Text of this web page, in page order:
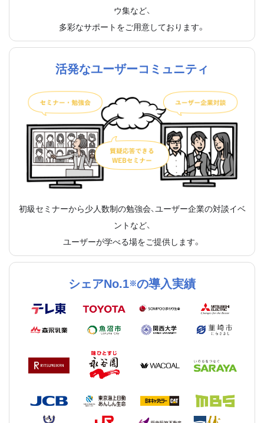
ウ集など、
多彩なサポートをご用意しております。
活発なユーザーコミュニティ
初級セミナーから少人数制の勉強会、ユーザー企業の対談イベ
ントなど、
ユーザーが学べる場をご提供します。
シェアNo.1※の導入実績